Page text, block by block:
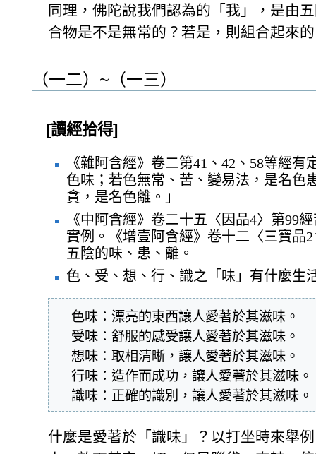
同理，佛陀說我們認為的「我」，是由
合物是不是無常的？若是，則組合起來
（一二）~（一三）
[讀經拾得]
《雜阿含經》卷二第41、42、58等經
色味；若色無常、苦、變易法，是名色
貪，是名色離。」
《中阿含經》卷二十五〈因品4〉第99
實例。《增壹阿含經》卷十二〈三寶品
五陰的味、患、離。
色、受、想、行、識之「味」有什麼生
  識味：正確的識別，讓人愛著於其滋味。
什麼是愛著於「識味」？以打坐時來舉